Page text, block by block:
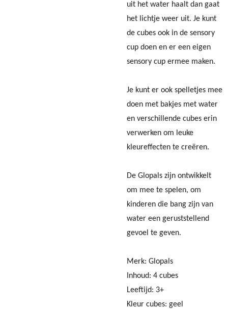
uit het water haalt dan gaat
het lichtje weer uit. Je kunt
de cubes ook in de sensory
cup doen en er een eigen
sensory cup ermee maken.
Je kunt er ook spelletjes mee
doen met bakjes met water
en verschillende cubes erin
verwerken om leuke
kleureffecten te creëren.
De Glopals zijn ontwikkelt
om mee te spelen, om
kinderen die bang zijn van
water een geruststellend
gevoel te geven.
Merk: Glopals
Inhoud: 4 cubes
Leeftijd: 3+
Kleur cubes: geel